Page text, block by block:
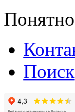
Понятно
Поиск